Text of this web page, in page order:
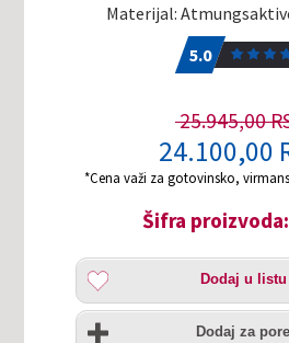
Materijal:
5.0
25.945,00
24.100,00
*Cena važi za gotovinsko,
Šifra
Dodaj
listu
želja
Dodaj u
Uporedi
Dodaj za